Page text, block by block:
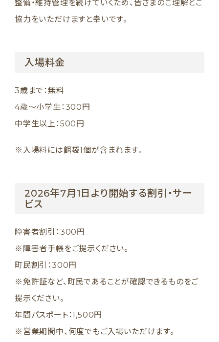
整備・維持管理を続けていくため、皆さまのご理解とご
協力をいただけますと幸いです。
入場料金
3歳まで：無料
4歳〜小学生：300円
中学生以上：500円
※入場料には餌袋1個が含まれます。
2026年7月1日より開始する割引・サー
ビス
障害者割引：300円
※障害者手帳をご提示ください。
町民割引：300円
※免許証など、町民であることが確認できるものをご
提示ください。
年間パスポート：1,500円
※営業期間中、何度でもご入場いただけます。